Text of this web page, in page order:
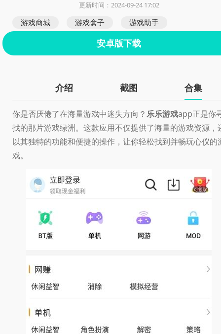
更新时间：2024-09-24 17:02
游戏商城 游戏盒子 游戏助手
安卓版下载
介绍 截图 合集
你是否厌倦了在海量游戏中迷失方向？乐乐游戏app正是你
找的那片游戏绿洲。这款应用不仅提供了海量的游戏资源，
以其独特的功能和便捷的操作，让你轻松找到并畅玩心仪的
戏。